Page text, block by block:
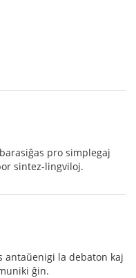
pro simplegaj
sintez-lingviloj.
antaŭenigi la debaton kaj
ĝin.